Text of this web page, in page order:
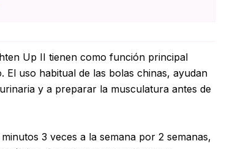
Up II tienen como función principal
uso habitual de las bolas chinas, ayudan
y a preparar la musculatura antes de
3 veces a la semana por 2 semanas,